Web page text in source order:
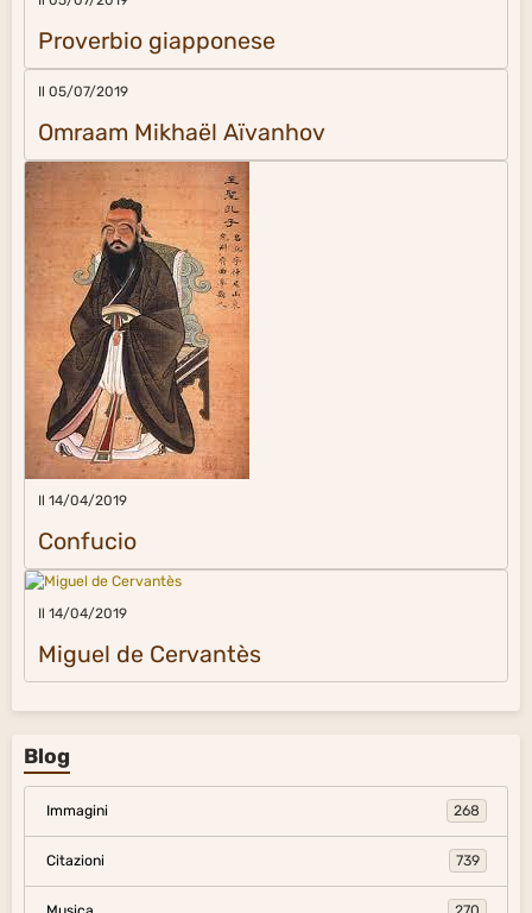
Proverbio giapponese
Il 05/07/2019
Omraam Mikhaël Aïvanhov
Il 14/04/2019
Confucio
Il 14/04/2019
Miguel de Cervantès
Blog
Immagini 268
Citazioni 739